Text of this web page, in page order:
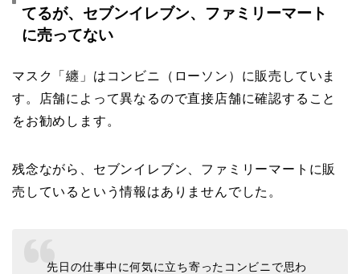
てるが、セブンイレブン、ファミリーマート
に売ってない
マスク「纏」はコンビニ（ローソン）に販売していま
す。店舗によって異なるので直接店舗に確認すること
をお勧めします。
残念ながら、セブンイレブン、ファミリーマートに販
売しているという情報はありませんでした。
先日の仕事中に何気に立ち寄ったコンビニで思わ